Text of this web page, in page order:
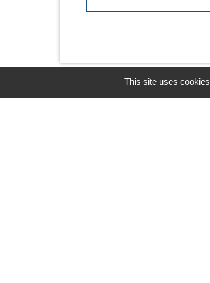
This site uses